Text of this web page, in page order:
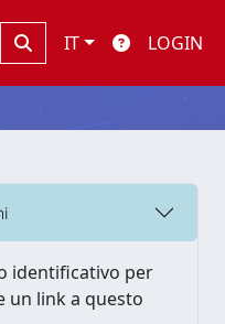
IT LOGIN
identificativo per
un link a questo